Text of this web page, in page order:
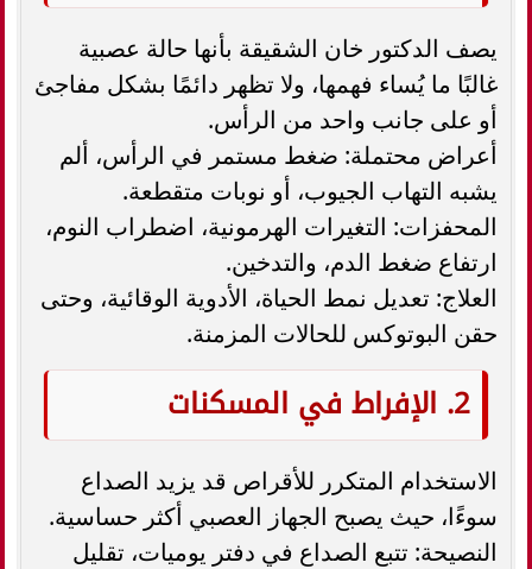
يصف الدكتور خان الشقيقة بأنها حالة عصبية
غالبًا ما يُساء فهمها، ولا تظهر دائمًا بشكل مفاجئ
أو على جانب واحد من الرأس.
أعراض محتملة: ضغط مستمر في الرأس، ألم
يشبه التهاب الجيوب، أو نوبات متقطعة.
المحفزات: التغيرات الهرمونية، اضطراب النوم،
ارتفاع ضغط الدم، والتدخين.
العلاج: تعديل نمط الحياة، الأدوية الوقائية، وحتى
حقن البوتوكس للحالات المزمنة.
2. الإفراط في المسكنات
الاستخدام المتكرر للأقراص قد يزيد الصداع
سوءًا، حيث يصبح الجهاز العصبي أكثر حساسية.
النصيحة: تتبع الصداع في دفتر يوميات، تقليل